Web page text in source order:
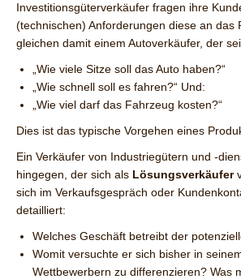
Investitionsgüterverkäufer fragen ihre
(technischen) Anforderungen diese an das
gleichen damit einem Autoverkäufer, der
„Wie viele Sitze soll das Auto haben?“
„Wie schnell soll es fahren?“ Und:
„Wie viel darf das Fahrzeug kosten?“
Dies ist das typische Vorgehen eines
Ein Verkäufer von Industriegütern und -
hingegen, der sich als Lösungsverkäufer
sich im Verkaufsgespräch oder
detailliert:
Welches Geschäft betreibt der
Womit versuchte er sich bisher in
Wettbewerbern zu differenzieren? Was